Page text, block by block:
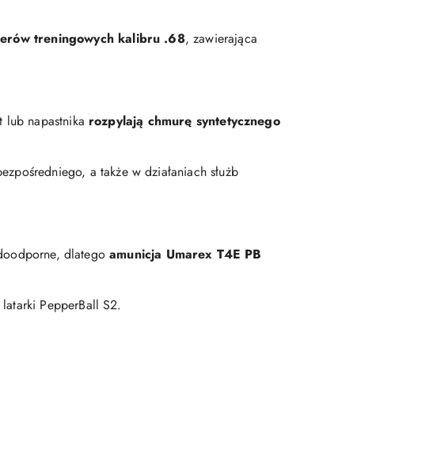
treningowych kalibru .68, zawierająca
napastnika rozpylają chmurę syntetycznego
a także w działaniach służb
dlategoamunicja Umarex T4E PB
PepperBall S2.